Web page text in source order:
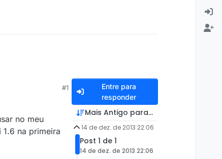
#1
no meu
na primeira
Entre para
responder
Mais Antigo para Mais Recente
14 de dez. de 2013 22:06
Post 1 de 1
14 de dez. de 2013 22:06